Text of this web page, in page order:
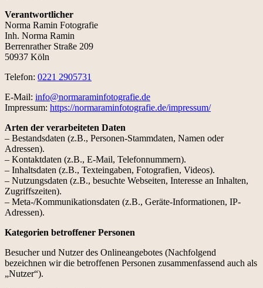
Verantwortlicher
Norma Ramin Fotografie
Inh. Norma Ramin
Berrenrather Straße 209
50937 Köln
Telefon: 0221 2905731
E-Mail: info@normaraminfotografie.de
Impressum: https://normaraminfotografie.de/impressum/
Arten der verarbeiteten Daten
– Bestandsdaten (z.B., Personen-Stammdaten, Namen oder
Adressen).
– Kontaktdaten (z.B., E-Mail, Telefonnummern).
– Inhaltsdaten (z.B., Texteingaben, Fotografien, Videos).
– Nutzungsdaten (z.B., besuchte Webseiten, Interesse an Inhalten,
Zugriffszeiten).
– Meta-/Kommunikationsdaten (z.B., Geräte-Informationen, IP-
Adressen).
Kategorien betroffener Personen
Besucher und Nutzer des Onlineangebotes (Nachfolgend
bezeichnen wir die betroffenen Personen zusammenfassend auch als
„Nutzer“).